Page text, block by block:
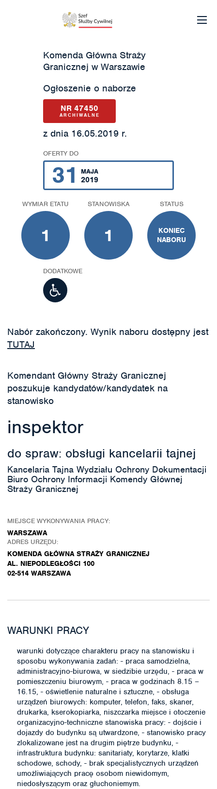
Komenda Główna Straży
Granicznej w Warszawie
Ogłoszenie o naborze
NR 47450
ARCHIWALNE
z dnia 16.05.2019 r.
OFERTY DO
31 MAJA
2019
WYMIAR ETATU
1
STANOWISKA
1
STATUS
KONIEC
NABORU
DODATKOWE
Nabór zakończony. Wynik naboru dostępny jest
TUTAJ
Komendant Główny Straży Granicznej
poszukuje kandydatów/kandydatek na
stanowisko
inspektor
do spraw: obsługi kancelarii tajnej
Kancelaria Tajna Wydziału Ochrony Dokumentacji
Biuro Ochrony Informacji Komendy Głównej
Straży Granicznej
MIEJSCE WYKONYWANIA PRACY:
WARSZAWA
ADRES URZĘDU:
KOMENDA GŁÓWNA STRAŻY GRANICZNEJ
AL. NIEPODLEGŁOŚCI 100
02-514 WARSZAWA
WARUNKI PRACY
warunki dotyczące charakteru pracy na stanowisku i
sposobu wykonywania zadań: - praca samodzielna,
administracyjno-biurowa, w siedzibie urzędu, - praca w
pomieszczeniu biurowym, - praca w godzinach 8.15 –
16.15, - oświetlenie naturalne i sztuczne, - obsługa
urządzeń biurowych: komputer, telefon, faks, skaner,
drukarka, kserokopiarka, niszczarka miejsce i otoczenie
organizacyjno-techniczne stanowiska pracy: - dojście i
dojazdy do budynku są utwardzone, - stanowisko pracy
zlokalizowane jest na drugim piętrze budynku, -
infrastruktura budynku: sanitariaty, korytarze, klatki
schodowe, schody, - brak specjalistycznych urządzeń
umożliwiających pracę osobom niewidomym,
niedosłyszącym oraz głuchoniemym.